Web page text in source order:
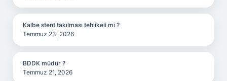
Kalbe stent takılması tehlikeli mi ?
Temmuz 23, 2026
BDDK müdür ?
Temmuz 21, 2026